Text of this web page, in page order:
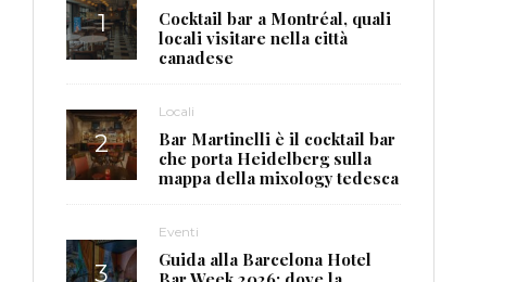
Cocktail bar a Montréal, quali
locali visitare nella città
canadese
Locali
Bar Martinelli è il cocktail bar
che porta Heidelberg sulla
mappa della mixology tedesca
Eventi
Guida alla Barcelona Hotel